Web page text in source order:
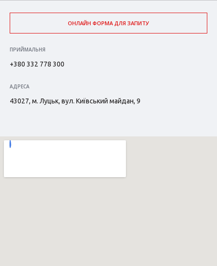
ОНЛАЙН ФОРМА ДЛЯ ЗАПИТУ
ПРИЙМАЛЬНЯ
+380 332 778 300
АДРЕСА
43027, м. Луцьк, вул. Київський майдан, 9